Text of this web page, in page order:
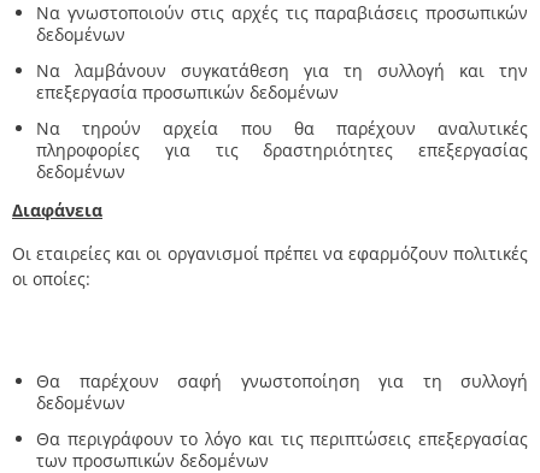
Να γνωστοποιούν στις αρχές τις παραβιάσεις προσωπικών
δεδομένων
Να λαμβάνουν συγκατάθεση για τη συλλογή και την
επεξεργασία προσωπικών δεδομένων
Να τηρούν αρχεία που θα παρέχουν αναλυτικές
πληροφορίες για τις δραστηριότητες επεξεργασίας
δεδομένων
Διαφάνεια
Οι εταιρείες και οι οργανισμοί πρέπει να εφαρμόζουν πολιτικές
οι οποίες:
Θα παρέχουν σαφή γνωστοποίηση για τη συλλογή
δεδομένων
Θα περιγράφουν το λόγο και τις περιπτώσεις επεξεργασίας
των προσωπικών δεδομένων